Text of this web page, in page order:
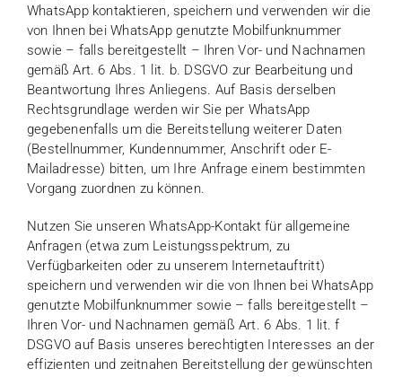
WhatsApp kontaktieren, speichern und verwenden wir die
von Ihnen bei WhatsApp genutzte Mobilfunknummer
sowie – falls bereitgestellt – Ihren Vor- und Nachnamen
gemäß Art. 6 Abs. 1 lit. b. DSGVO zur Bearbeitung und
Beantwortung Ihres Anliegens. Auf Basis derselben
Rechtsgrundlage werden wir Sie per WhatsApp
gegebenenfalls um die Bereitstellung weiterer Daten
(Bestellnummer, Kundennummer, Anschrift oder E-
Mailadresse) bitten, um Ihre Anfrage einem bestimmten
Vorgang zuordnen zu können.
Nutzen Sie unseren WhatsApp-Kontakt für allgemeine
Anfragen (etwa zum Leistungsspektrum, zu
Verfügbarkeiten oder zu unserem Internetauftritt)
speichern und verwenden wir die von Ihnen bei WhatsApp
genutzte Mobilfunknummer sowie – falls bereitgestellt –
Ihren Vor- und Nachnamen gemäß Art. 6 Abs. 1 lit. f
DSGVO auf Basis unseres berechtigten Interesses an der
effizienten und zeitnahen Bereitstellung der gewünschten